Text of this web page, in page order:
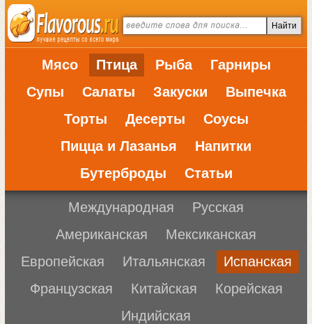
Мясо Птица Рыба
Гарниры
Супы
Салаты Закуски
Выпечка
Торты
Десерты
Соусы
Пицца и Лазанья
Напитки
Бутерброды
Статьи
Международная
Русская
Американская
Мексиканская
Европейская
Итальянская
Испанская
Французская
Китайская
Корейская
Индийская